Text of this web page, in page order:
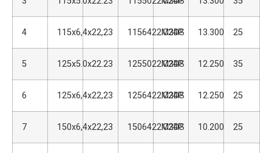
4 115x6,4x22,23 1156422M3DS
C24P 13.300 25
5 125x5.0x22.23 1255022M3DS
C24P 12.250 35
6 125x6,4x22,23 1256422M3DS
C24P 12.250 25
7 150x6,4x22,23 1506422M3DS
C24P 10.200 25